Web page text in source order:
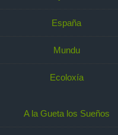
España
Mundu
Ecoloxía
A la Gueta los Sueños